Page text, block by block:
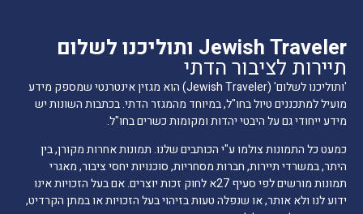
Jewish Traveler ותוליכנו לשלום
תיירות לציבור הדתי
'ותוליכנו לשלום' (Jewish Traveler) הוא מגזין אינטרנטי שמספק מידע
מועיל למתכננים טיול בחו"ל, במיוחד מהמגזר הדתי. בכתבות השונות יש
מידע ייחודי גם על היבטי יהדות ומקומות כשרים בחו"ל.
כמעט כל התמונות צולמו ע"י הכותבים שלנו. תמונות אחרות מקורן, בין
היתר, במשרדי תיירות, חברות מסחריות, סוכנויות יחסי ציבור, מאגרי
תמונות מורשים לפי סעיף 27א לחוק זכות יוצרים. אם בעל הזכויות אינו
ידוע לנו ולא אותר, או שנפלה טעות בזיהוי בעל הזכויות או במתן הקרדיט,